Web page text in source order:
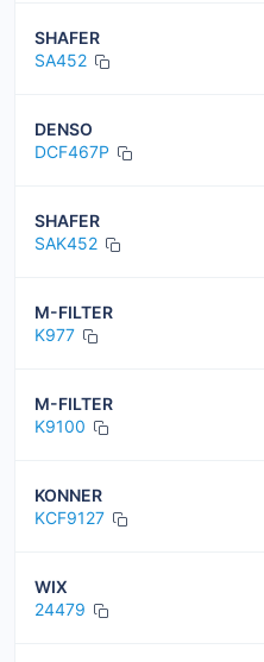
SHAFER
SA452
DENSO
DCF467P
SHAFER
SAK452
M-FILTER
K977
M-FILTER
K9100
KONNER
KCF9127
WIX
24479